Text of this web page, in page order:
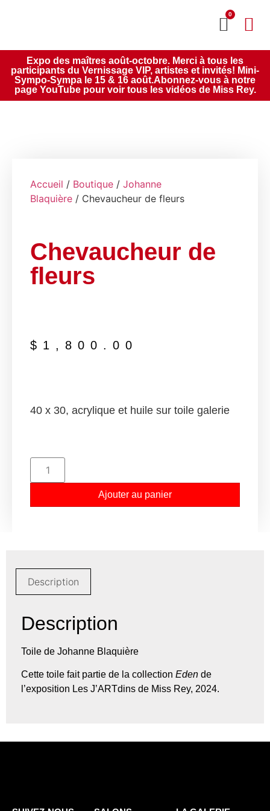
0
Expo des maîtres août-octobre. Merci à tous les
participants du Vernissage VIP, artistes et invités! Mini-
Sympo-Sympa le 15 & 16 août.Abonnez-vous à notre
page YouTube pour voir tous les vidéos de Miss Rey.
Accueil / Boutique / Johanne
Blaquière / Chevaucheur de fleurs
Chevaucheur de
fleurs
$ 1,800.00
40 x 30, acrylique et huile sur toile galerie
Ajouter au panier
Description
Description
Toile de Johanne Blaquière
Cette toile fait partie de la collection Eden de
l’exposition Les J’ARTdins de Miss Rey, 2024.